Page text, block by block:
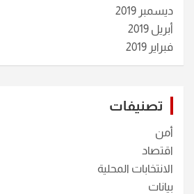
ديسمبر 2019
أبريل 2019
فبراير 2019
تصنيفات
أمن
اقتصاد
الانتخابات المحلية
بيانات